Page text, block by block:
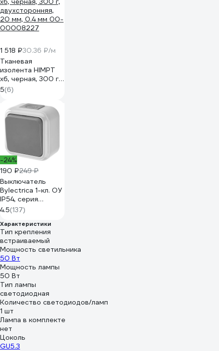
1 518 ₽30.36 ₽/м
Тканевая
изолента HIMPT
хб, черная, 300 г,
двухсторонняя,
20 мм, 0.4 мм 00-
00008227
5(6)
-24%
190 ₽249 ₽
Выключатель
Bylectrica 1-кл. ОУ
IP54, серия
ПРАЛЕСКА АКВА,
серый, А16-222 03
А16-222 (03)
4.5(137)
Характеристики
Тип крепления
встраиваемый
Мощность светильника
50 Вт
Мощность лампы
50 Вт
Тип лампы
светодиодная
Количество светодиодов/ламп
1 шт
Лампа в комплекте
нет
Цоколь
GU5.3